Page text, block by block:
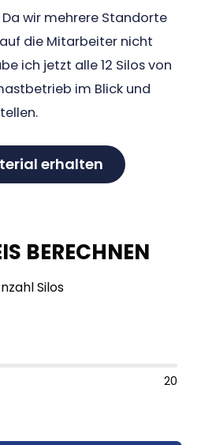
wir mehrere Standorte
die Mitarbeiter nicht
ich jetzt alle 12 Silos von
im Blick und
erhalten